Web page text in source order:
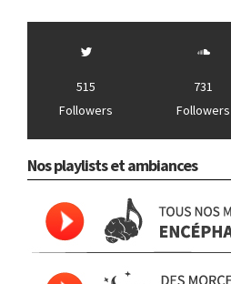
515
Followers
731
Followers
Nos playlists et ambiances